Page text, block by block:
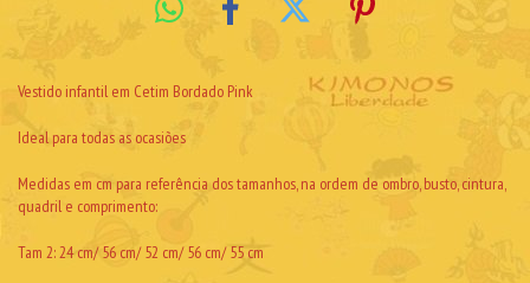
Vestido infantil em Cetim Bordado Pink
Ideal para todas as ocasiões
Medidas em cm para referência dos tamanhos, na ordem de ombro, busto, cintura,
quadril e comprimento:
Tam 2: 24 cm/ 56 cm/ 52 cm/ 56 cm/ 55 cm